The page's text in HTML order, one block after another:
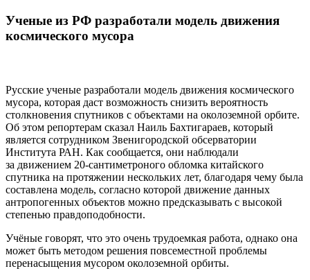
Ученые из РФ разработали модель движения
космического мусора
Русские ученые разработали модель движения космического
мусора, которая даст возможность снизить вероятность
столкновения спутников с объектами на околоземной орбите.
Об этом репортерам сказал Наиль Бахтигараев, который
является сотрудником Звенигородской обсерватории
Института РАН. Как сообщается, они наблюдали
за движением 20-сантиметроного обломка китайского
спутника на протяжении нескольких лет, благодаря чему была
составлена модель, согласно которой движение данных
антропогенных объектов можно предсказывать с высокой
степенью правдоподобности.
Учёные говорят, что это очень трудоемкая работа, однако она
может быть методом решения повсеместной проблемы
перенасыщения мусором околоземной орбиты.